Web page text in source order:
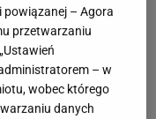
powiązanej – Agora
przetwarzaniu
– w
wobec którego
danych